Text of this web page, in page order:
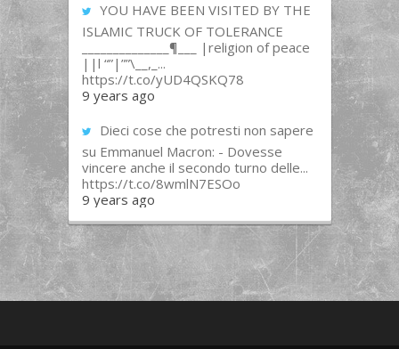
YOU HAVE BEEN VISITED BY THE
ISLAMIC TRUCK OF TOLERANCE
______________¶___ |religion of peace
||l “”|””\__,_...
https://t.co/yUD4QSKQ78
9 years ago
Dieci cose che potresti non sapere
su Emmanuel Macron: - Dovesse
vincere anche il secondo turno delle...
https://t.co/8wmlN7ESOo
9 years ago